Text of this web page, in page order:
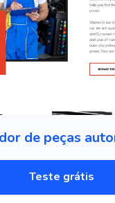
de peças
Teste grátis